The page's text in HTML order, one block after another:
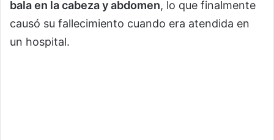
bala en la cabeza y abdomen, lo que finalmente
causó su fallecimiento cuando era atendida en
un hospital.